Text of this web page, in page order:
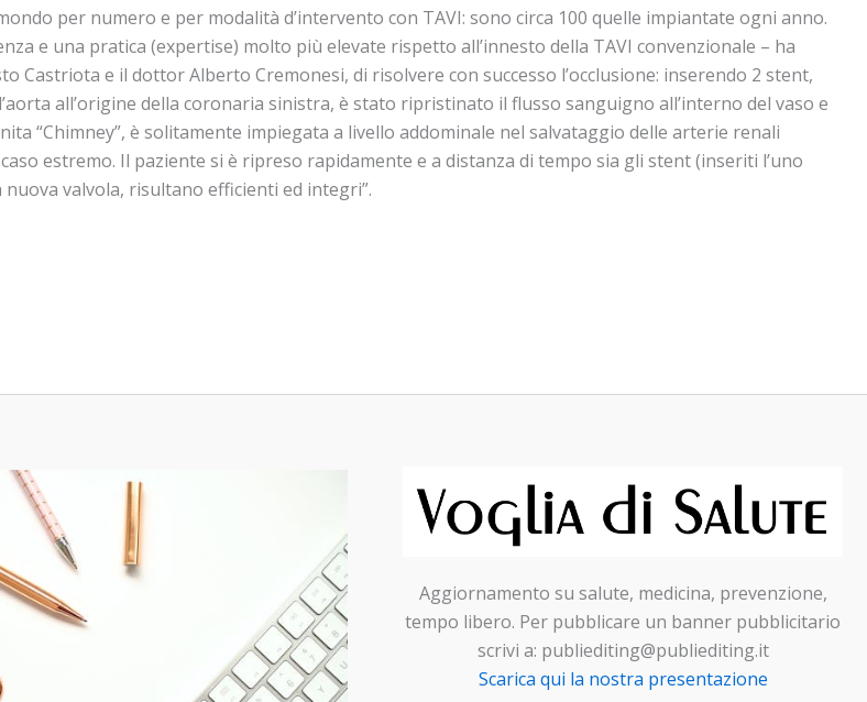
per numero e per modalità d’intervento con TAVI: sono circa 100 quelle impiantate ogni anno.
e una pratica (expertise) molto più elevate rispetto all’innesto della TAVI convenzionale – ha
e il dottor Alberto Cremonesi, di risolvere con successo l’occlusione: inserendo 2 stent,
all’origine della coronaria sinistra, è stato ripristinato il flusso sanguigno all’interno del vaso e
“Chimney”, è solitamente impiegata a livello addominale nel salvataggio delle arterie renali
estremo. Il paziente si è ripreso rapidamente e a distanza di tempo sia gli stent (inseriti l’uno
valvola, risultano efficienti ed integri”.
Aggiornamento su salute, medicina, prevenzione,
tempo libero. Per pubblicare un banner pubblicitario
scrivi a: publiediting@publiediting.it
Scarica qui la nostra presentazione